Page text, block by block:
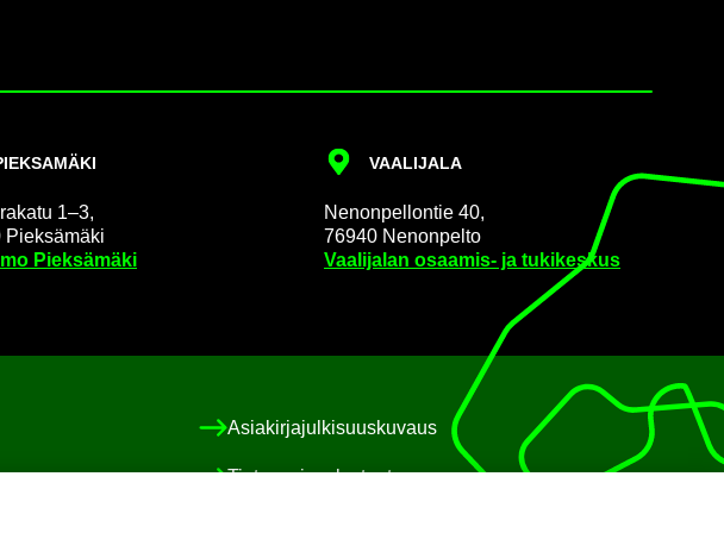
1–3,
Piek­sä­mä­ki
Piek­sä­mä­ki
VAA­LI­JA­LA
Ne­non­pel­lon­tie 40,
76940 Ne­non­pel­to
Vaa­li­ja­lan osaamis-​ ja tu­ki­kes­kus
Asia­kir­ja­jul­ki­suus­ku­vaus
Tie­to­suo­ja­se­los­teet